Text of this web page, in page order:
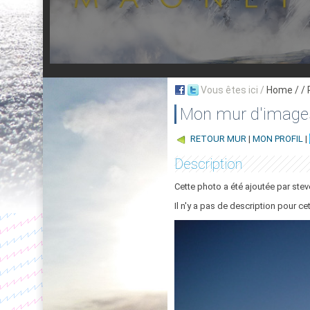
Vous êtes ici / Home / /
Mon mur
RETOUR MUR | MON PROFIL |
Description
Cette photo a été ajoutée par
Il n'y a pas de description pour